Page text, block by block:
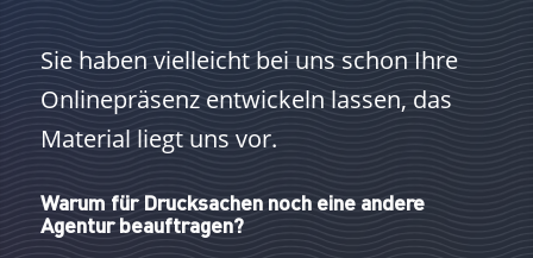
Sie haben vielleicht bei uns schon Ihre
Onlinepräsenz entwickeln lassen, das
Material liegt uns vor.
Warum für Drucksachen noch eine andere
Agentur beauftragen?